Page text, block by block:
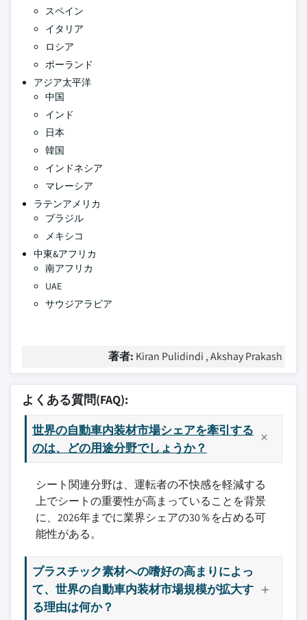
スペイン
イタリア
ロシア
ポーランド
アジア太平洋
中国
インド
日本
韓国
インドネシア
マレーシア
ラテンアメリカ
ブラジル
メキシコ
中東&アフリカ
南アフリカ
UAE
サウジアラビア
著者: Kiran Pulidindi , Akshay Prakash
よくある質問(FAQ):
世界の自動車内装材市場シェアを牽引する
のは、どの用途分野でしょうか？
シート関連分野は、運転者の不快感を軽減する
上でシートの重要性が高まっていることを背景
に、2026年までに業界シェアの30％を占める可
能性がある。
プラスチック素材への嗜好の高まりによっ
て、世界の自動車内装材市場規模が拡大す
る理由は何か？